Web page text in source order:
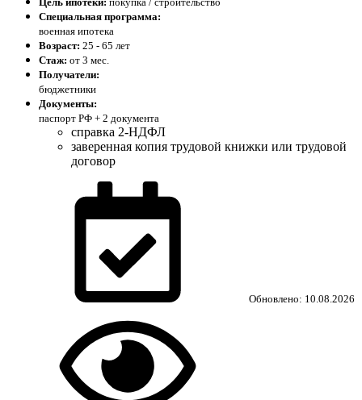
Специальная программа:
военная ипотека
Возраст: 25 - 65 лет
Стаж: от 3 мес.
Получатели:
бюджетники
Документы:
паспорт РФ + 2 документа
справка 2-НДФЛ
заверенная копия трудовой книжки или трудовой
договор
Обновлено: 10.08.2026